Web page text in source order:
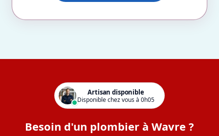
Artisan disponible
Disponible chez vous à 0h05
Besoin d'un plombier à Wavre ?